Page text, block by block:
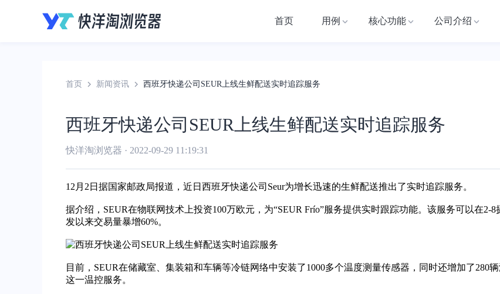
首页 用例 核心功能 公司介绍
首页 新闻资讯 西班牙快递公司SEUR上线生鲜配送实时追踪服务
西班牙快递公司SEUR上线生鲜配送实时追踪服务
快洋淘浏览器 · 2022-09-29 11:19:31
12月2日据国家邮政局报道，近日西班牙快递公司Seur为增长迅速的生鲜配送推出了实时追踪服务。
据介绍，SEUR在物联网技术上投资100万欧元，为“SEUR Frío”服务提供实时跟踪功能。该服务可以在
发以来交易量暴增60%。
目前，SEUR在储藏室、集装箱和车辆等冷链网络中安装了1000多个温度测量传感器，同时还增加了280
这一温控服务。